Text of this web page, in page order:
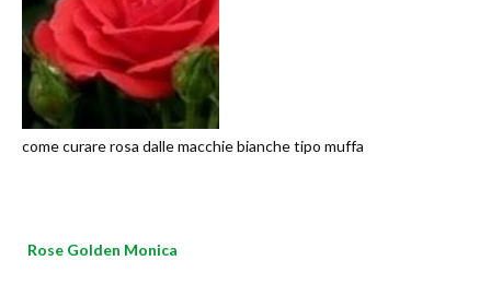
come curare rosa dalle macchie bianche tipo muffa
Rose Golden Monica